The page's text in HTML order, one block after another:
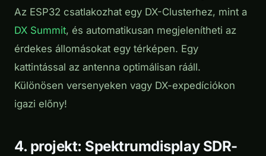
Az ESP32 csatlakozhat egy DX-Clusterhez, mint a
DX Summit, és automatikusan megjelenítheti az
érdekes állomásokat egy térképen. Egy
kattintással az antenna optimálisan rááll.
Különösen versenyeken vagy DX-expedíciókon
igazi előny!
4. projekt: Spektrumdisplay SDR-